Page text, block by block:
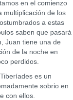
en el comienzo
multiplicación de los
a estas
saben que pasará
Juan tiene una de
de la noche en
perdidos.
es un
sobrio en
con ellos.